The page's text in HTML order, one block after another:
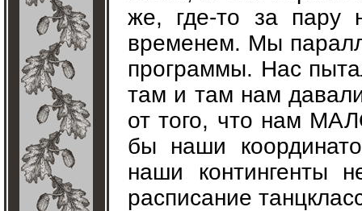
же, где-то за пару
временем. Мы
программы. Нас
там и там нам
от того, что нам
бы наши
наши контингенты
расписание